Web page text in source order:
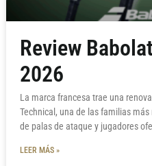
Review
2026
La marca francesa trae una
Technical, una de las familias
de palas de ataque y jugadores
LEER MÁS »